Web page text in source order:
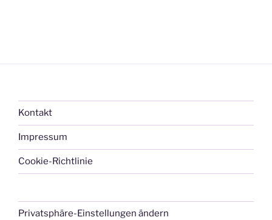
Kontakt
Impressum
Cookie-Richtlinie
Privatsphäre-Einstellungen ändern